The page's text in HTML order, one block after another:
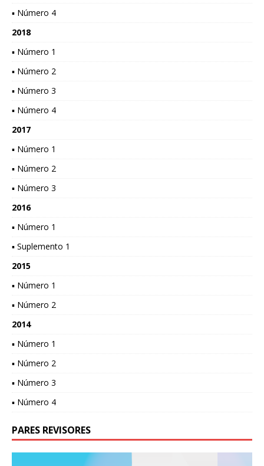
▪ Número 4
2018
▪ Número 1
▪ Número 2
▪ Número 3
▪ Número 4
2017
▪ Número 1
▪ Número 2
▪ Número 3
2016
▪ Número 1
▪ Suplemento 1
2015
▪ Número 1
▪ Número 2
2014
▪ Número 1
▪ Número 2
▪ Número 3
▪ Número 4
PARES REVISORES